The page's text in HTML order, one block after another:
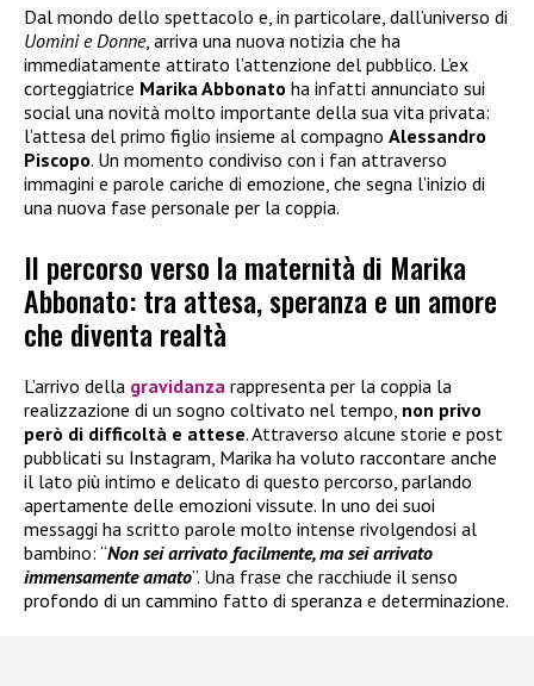
Dal mondo dello spettacolo e, in particolare, dall’universo di
Uomini e Donne, arriva una nuova notizia che ha
immediatamente attirato l’attenzione del pubblico. L’ex
corteggiatrice Marika Abbonato ha infatti annunciato sui
social una novità molto importante della sua vita privata:
l’attesa del primo figlio insieme al compagno Alessandro
Piscopo. Un momento condiviso con i fan attraverso
immagini e parole cariche di emozione, che segna l’inizio di
una nuova fase personale per la coppia.
Il percorso verso la maternità di Marika
Abbonato: tra attesa, speranza e un amore
che diventa realtà
L’arrivo della gravidanza rappresenta per la coppia la
realizzazione di un sogno coltivato nel tempo, non privo
però di difficoltà e attese. Attraverso alcune storie e post
pubblicati su Instagram, Marika ha voluto raccontare anche
il lato più intimo e delicato di questo percorso, parlando
apertamente delle emozioni vissute. In uno dei suoi
messaggi ha scritto parole molto intense rivolgendosi al
bambino: “Non sei arrivato facilmente, ma sei arrivato
immensamente amato”. Una frase che racchiude il senso
profondo di un cammino fatto di speranza e determinazione.